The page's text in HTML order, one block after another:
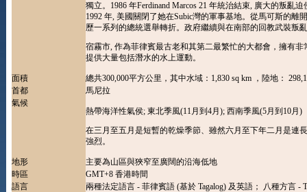
獨立。1986 年Ferdinand Marcos 21 年統治結束, 廣大的叛亂
1992 年, 美國關閉了她在Subic灣的軍事基地。從馬可斯的離
歷一系列的總統選舉轉折。政府繼續與在南部的回教武裝叛
宿霧市, 作為菲律賓最古老和其第二最繁忙的大都會，擁有非
提供大量包括潛水的水上運動。
面積
總共300,000平方公里，其中水域：1,830 sq km ，陸地：
首都
馬尼拉
氣候
熱帶海洋性氣侯; 東北季風(11月到4月); 西南季風(5月到10月)
在三月至五月是短暫的乾燥季節、雖然六月至下年二月是連
強烈。
地形
主要為山區與狹窄至廣闊的沿海低地
時區
GMT+8 香港時間
語言
兩種法定語言 - 菲律賓語 (基於 Tagalog) 及英語； 八種方言 -